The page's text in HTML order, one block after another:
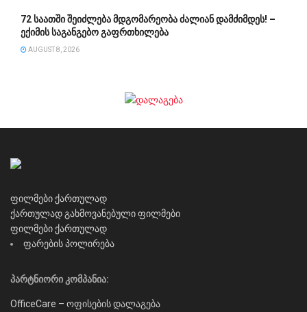
72 საათში შეიძლება მდგომარეობა ძალიან დამძიმდეს! –
ექიმის საგანგებო გაფრთხილება
AUGUST 8, 2026
ფილმები ქართულად
ქართულად გახმოვანებული ფილმები
ფილმები ქართულად
ფარების პოლირება
პარტნიორი კომპანია:
OfficeCare – ოფისების დალაგება